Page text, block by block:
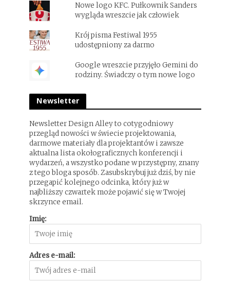
Nowe logo KFC. Pułkownik Sanders
wygląda wreszcie jak człowiek
Krój pisma Festiwal 1955
udostępniony za darmo
Google wreszcie przyjęło Gemini do
rodziny. Świadczy o tym nowe logo
Newsletter
Newsletter Design Alley to cotygodniowy
przegląd nowości w świecie projektowania,
darmowe materiały dla projektantów i zawsze
aktualna lista okołograficznych konferencji i
wydarzeń, a wszystko podane w przystępny, znany
z tego bloga sposób. Zasubskrybuj już dziś, by nie
przegapić kolejnego odcinka, który już w
najbliższy czwartek może pojawić się w Twojej
skrzynce email.
Imię:
Adres e-mail: